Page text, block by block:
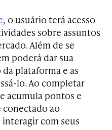
, o usuário terá acesso
sobre assuntos
Além de se
poderá dar sua
plataforma e as
lo. Ao completar
acumula pontos e
conectado ao
com seus